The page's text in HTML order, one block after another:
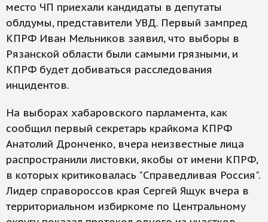
место ЧП приехали кандидаты в депутаты
облдумы, представители УВД. Первый зампред
КПРФ Иван Мельников заявил, что выборы в
Рязанской области были самыми грязными, и
КПРФ будет добиваться расследования
инцидентов.
На выборах хабаровского парламента, как
сообщил первый секретарь крайкома КПРФ
Анатолий Дронченко, вчера неизвестные лица
распространили листовки, якобы от имени КПРФ,
в которых критиковалась "Справедливая Россия".
Лидер справороссов края Сергей Ящук вчера в
территориальном избиркоме по Центральному